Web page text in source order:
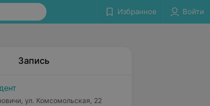
Избранное Войти
Запись
ул. Комсомольская, 22